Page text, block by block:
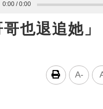
0:00 0:00
哥也退追她
A-